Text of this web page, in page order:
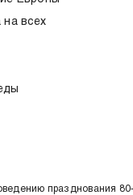
на всех
празднования